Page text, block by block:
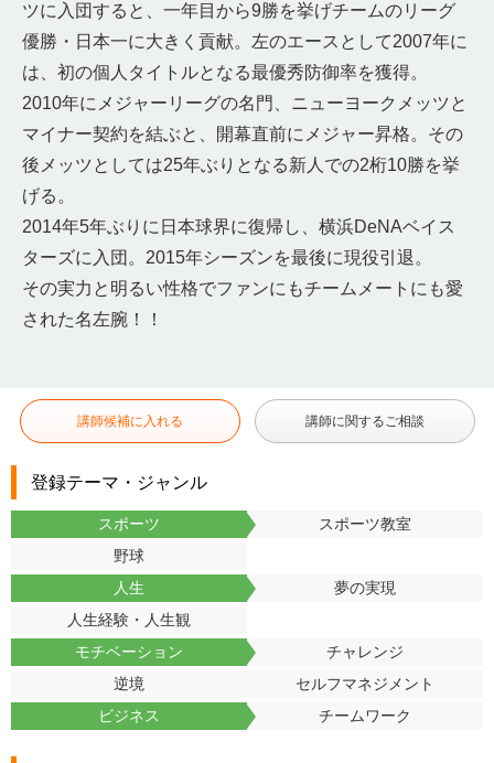
ツに入団すると、一年目から9勝を挙げチームのリーグ
優勝・日本一に大きく貢献。左のエースとして2007年に
は、初の個人タイトルとなる最優秀防御率を獲得。
2010年にメジャーリーグの名門、ニューヨークメッツと
マイナー契約を結ぶと、開幕直前にメジャー昇格。その
後メッツとしては25年ぶりとなる新人での2桁10勝を挙
げる。
2014年5年ぶりに日本球界に復帰し、横浜DeNAベイス
ターズに入団。2015年シーズンを最後に現役引退。
その実力と明るい性格でファンにもチームメートにも愛
された名左腕！！
講師候補に入れる 講師に関するご相談
登録テーマ・ジャンル
スポーツ
スポーツ教室
野球
人生
夢の実現
人生経験・人生観
モチベーション
チャレンジ
逆境
セルフマネジメント
ビジネス
チームワーク